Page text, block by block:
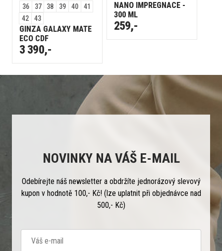
36 37 38 39 40
41
42
43
GINZA GALAXY MATE
ECO CDF
3 390,-
NANO IMPREGNACE -
300 ML
259,-
NOVINKY NA VÁŠ E-MAIL
Odebírejte náš newsletter a obdržíte jednorázový slevový
kupon v hodnotě 100,- Kč! (lze uplatnit při objednávce nad
500,- Kč)